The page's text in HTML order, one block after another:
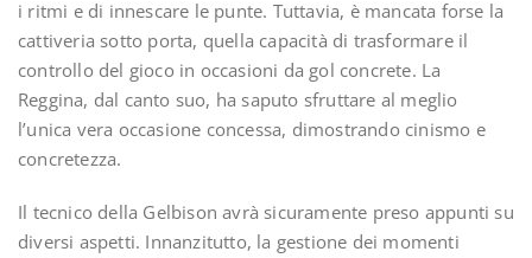
i ritmi e di innescare le punte. Tuttavia, è mancata forse la
cattiveria sotto porta, quella capacità di trasformare il
controllo del gioco in occasioni da gol concrete. La
Reggina, dal canto suo, ha saputo sfruttare al meglio
l’unica vera occasione concessa, dimostrando cinismo e
concretezza.
Il tecnico della Gelbison avrà sicuramente preso appunti su
diversi aspetti. Innanzitutto, la gestione dei momenti